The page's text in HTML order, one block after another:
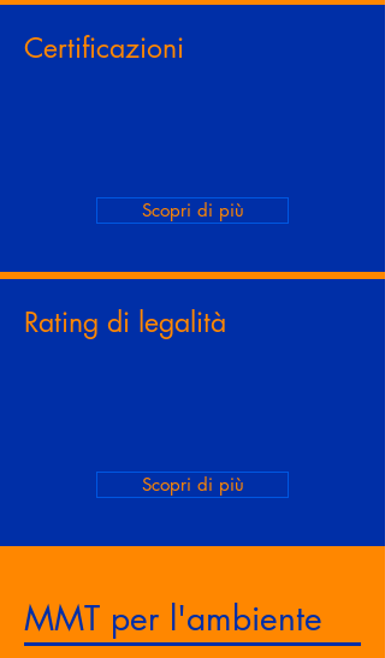
Certificazioni
Scopri di più
Rating di legalità
Scopri di più
MMT per l'ambiente